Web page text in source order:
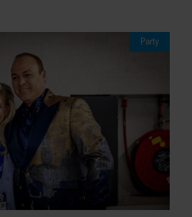
Party